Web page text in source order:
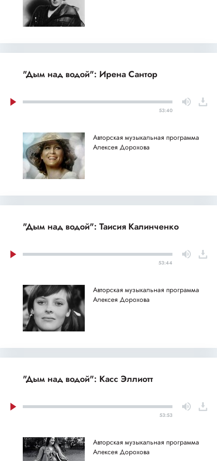
"Дым над водой": Ирена Сантор
53:40
Авторская музыкальная программа
Алексея Дорохова
"Дым над водой": Таисия Калинченко
53:44
Авторская музыкальная программа
Алексея Дорохова
"Дым над водой": Касс Эллиотт
53:53
Авторская музыкальная программа
Алексея Дорохова